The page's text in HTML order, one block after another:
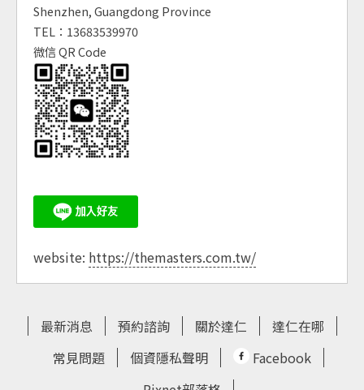
Shenzhen, Guangdong Province
TEL：13683539970
微信 QR Code
website: https://themasters.com.tw/
最新消息 預約諮詢 關於達仁
達仁在哪
常見問題
個資隱私聲明
Facebook